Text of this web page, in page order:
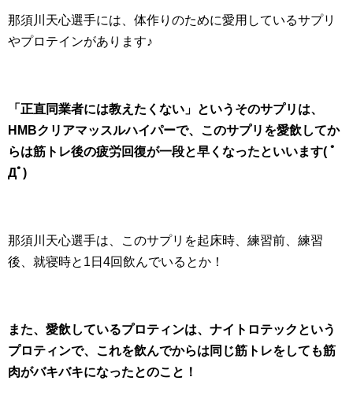
那須川天心選手には、体作りのために愛用しているサプリ
やプロテインがあります♪
「正直同業者には教えたくない」というそのサプリは、
HMBクリアマッスルハイパーで、このサプリを愛飲してか
らは筋トレ後の疲労回復が一段と早くなったといいます( ﾟ
Дﾟ)
那須川天心選手は、このサプリを起床時、練習前、練習
後、就寝時と1日4回飲んでいるとか！
また、愛飲しているプロティンは、ナイトロテックという
プロティンで、これを飲んでからは同じ筋トレをしても筋
肉がバキバキになったとのこと！